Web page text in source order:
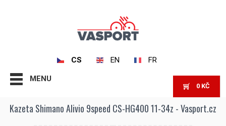
CS EN FR
MENU
0 KČ
Kazeta Shimano Alivio 9speed CS-HG400 11-34z - Vasport.cz